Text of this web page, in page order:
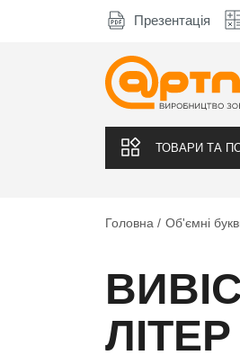
Презентація
ТОВАРИ ТА
Головна Об'ємні
ЛІТЕР